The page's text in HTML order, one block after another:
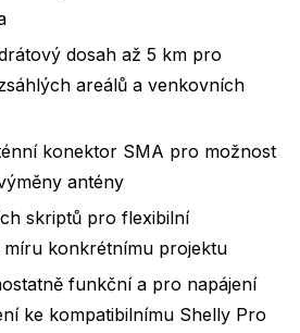
dosah až 5 km pro
areálů a venkovních
konektor SMA pro možnost
antény
skriptů pro flexibilní
míru konkrétnímu projektu
funkční a pro napájení
ke kompatibilnímu Shelly Pro